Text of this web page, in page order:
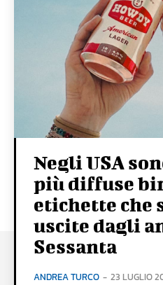
Negli USA
più diffuse
etichette che
uscite dagli
Sessanta
ANDREA TURCO - 23 LUGLIO